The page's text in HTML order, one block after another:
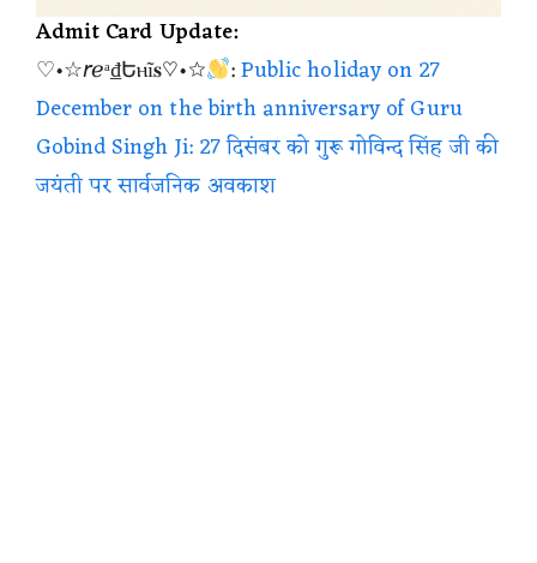
Admit Card Update:
♡•☆𝘳ℯᵃ₫Եⲏĩ𝐬♡•☆
:Public holiday on 27
December on the birth anniversary of Guru
Gobind Singh Ji: 27 दिसंबर को गुरू गोविन्द सिंह जी की
जयंती पर सार्वजनिक अवकाश